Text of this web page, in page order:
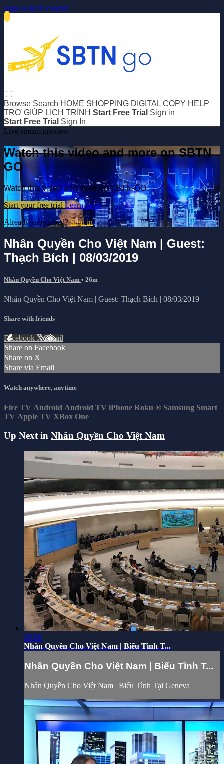
Skip to main content
Browse Search HOME SHOPPING DIGITAL COPY HELP
TRỢ GIÚP LỊCH TRÌNH Start Free Trial Sign in
Start Free Trial Sign In
Live stream preview
Watch this video and more on SBTN
GO
Watch this video and more on SBTN GO
Start your free trial Learn more
Already subscribed?Sign in
Nhân Quyền Cho Việt Nam | Guest:
Thạch Bích | 08/03/2019
Nhân Quyền Cho Việt Nam • 26m
Nhân Quyền Cho Việt Nam | Guest: Thạch Bích | 08/03/2019
Share with friends
Facebook XEmail
Share on Facebook
Share on X
Share via Email
Watch anywhere, anytime
Fire TV Android Android TV iPhone Roku ® Samsung Smart
TV Apple TV XBox One
Up Next in Nhân Quyền Cho Việt Nam
25:00
Nhân Quyền Cho Việt Nam | Biểu Tình T...
Nhân Quyền Cho Việt Nam | Biểu Tình T...
Nhân Quyền Cho Việt Nam | Biểu Tình Tại Geneva